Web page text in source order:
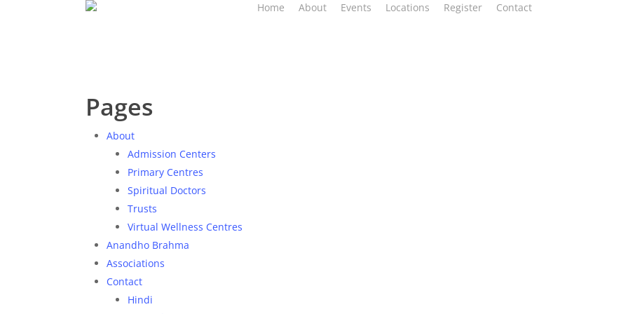
Home About Events Locations Register Contact
Pages
About
Admission Centers
Primary Centres
Spiritual Doctors
Trusts
Virtual Wellness Centres
Anandho Brahma
Associations
Contact
Hindi